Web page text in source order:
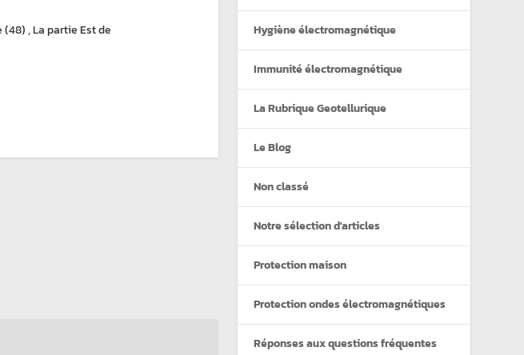
(48) , La partie Est de
Hygiène électromagnétique
Immunité électromagnétique
La Rubrique Geotellurique
Le Blog
Non classé
Notre sélection d'articles
Protection maison
Protection ondes électromagnétiques
Réponses aux questions fréquentes